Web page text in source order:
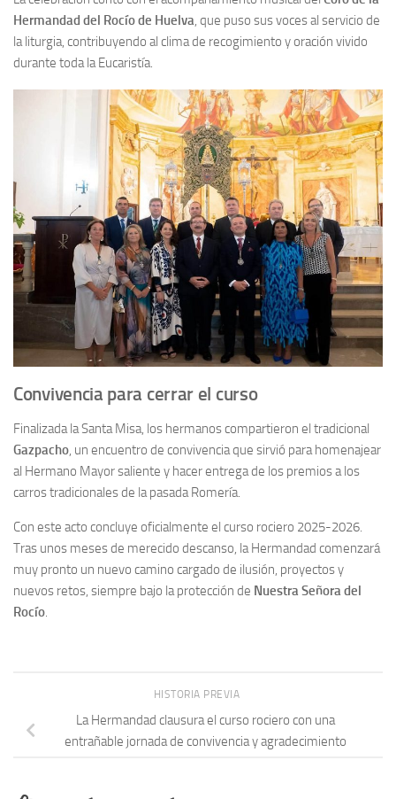
Hermandad del Rocío de Huelva, que puso sus voces al servicio de
la liturgia, contribuyendo al clima de recogimiento y oración vivido
durante toda la Eucaristía.
Convivencia para cerrar el curso
Finalizada la Santa Misa, los hermanos compartieron el tradicional
Gazpacho, un encuentro de convivencia que sirvió para homenajear
al Hermano Mayor saliente y hacer entrega de los premios a los
carros tradicionales de la pasada Romería.
Con este acto concluye oficialmente el curso rociero 2025-2026.
Tras unos meses de merecido descanso, la Hermandad comenzará
muy pronto un nuevo camino cargado de ilusión, proyectos y
nuevos retos, siempre bajo la protección de Nuestra Señora del
Rocío.
HISTORIA PREVIA
La Hermandad clausura el curso rociero con una
entrañable jornada de convivencia y agradecimiento